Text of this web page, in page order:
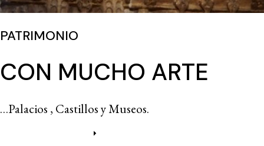
PATRIMONIO
CON MUCHO ARTE
…Palacios , Castillos y Museos.